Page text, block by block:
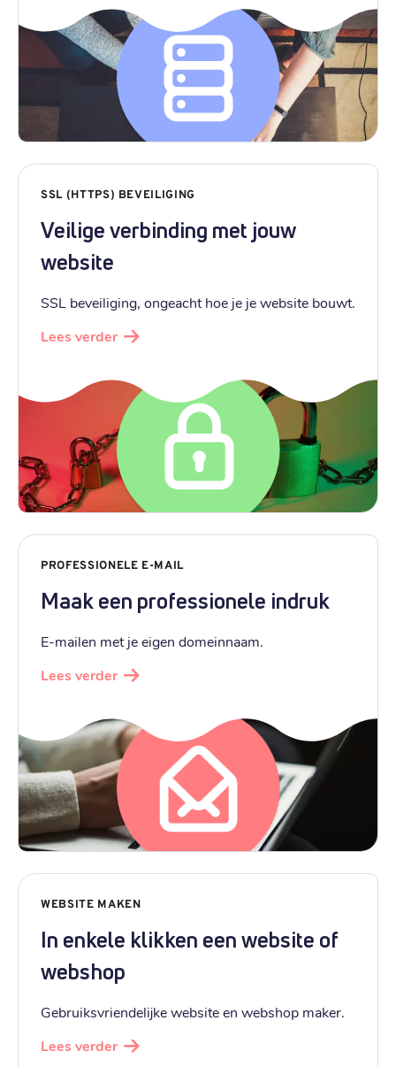
SSL (HTTPS) BEVEILIGING
Veilige verbinding met jouw
website
SSL beveiliging, ongeacht hoe je je website bouwt.
Lees verder
PROFESSIONELE E-MAIL
Maak een professionele indruk
E-mailen met je eigen domeinnaam.
Lees verder
WEBSITE MAKEN
In enkele klikken een website of
webshop
Gebruiksvriendelijke website en webshop maker.
Lees verder